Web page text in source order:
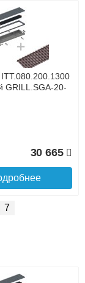
области
реального
как при
Web-money,
НДС)
ITT.080.200.1300
GRILL.SGA-20-
30 665
ITT.080.200.900 с
7